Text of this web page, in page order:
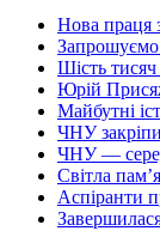
Нова праця
Шість
Юрій
Майбутні
ЧНУ
ЧНУ — серед
Світла
Аспіранти